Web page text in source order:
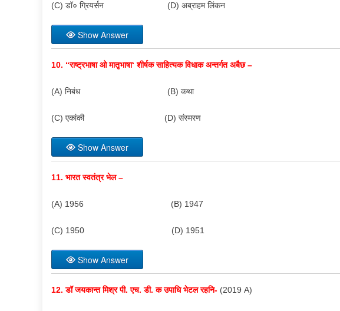
(C) डॉ० ग्रियर्सन (D) अब्राहम लिंकन
Show Answer
10. “राष्ट्रभाषा ओ मातृभाषा‘शीर्षक साहित्यक विधाक अन्तर्गत अबैछ –
(A) निबंध (B) कथा
(C) एकांकी (D) संस्मरण
Show Answer
11. भारत स्वतंत्र भेल –
(A) 1956 (B) 1947
(C) 1950 (D) 1951
Show Answer
12.डॉ जयकान्त मिश्र पी. एच. डी. क उपाधि भेटल रहनि- (2019 A)